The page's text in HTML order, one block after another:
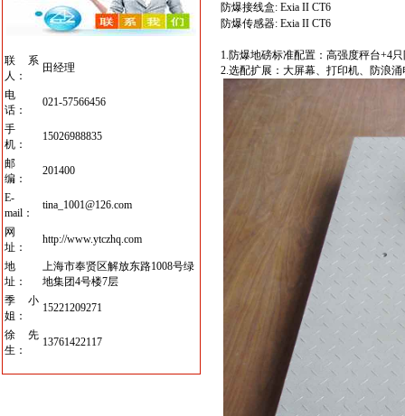
联系
人：
田经理
电
话：
021-57566456
手
机：
15026988835
邮
编：
201400
E-
mail：
tina_1001@126.com
网
址：
http://www.ytczhq.com
地
址：
上海市奉贤区解放东路1008号绿
地集团4号楼7层
季小
姐：
15221209271
徐先
生：
13761422117
防爆接线盒: Exia II CT6
防爆传感器: Exia II CT6
1.防爆地磅标准配置：高强度秤台+4只
2.选配扩展：大屏幕、打印机、防浪